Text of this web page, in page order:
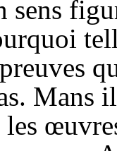
sens
Mans
les